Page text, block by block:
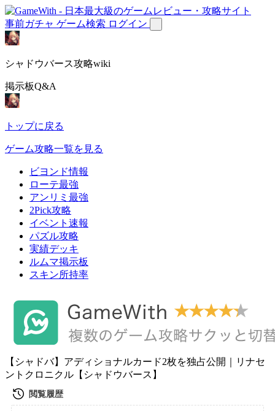
事前ガチャ ゲーム検索 ログイン
シャドウバース攻略wiki
掲示板Q&A
トップに戻る
ゲーム攻略一覧を見る
ビヨンド情報
ローテ最強
アンリミ最強
2Pick攻略
イベント速報
パズル攻略
実績デッキ
ルムマ掲示板
スキン所持率
【シャドバ】アディショナルカード2枚を独占公開｜リナセ
ントクロニクル【シャドウバース】